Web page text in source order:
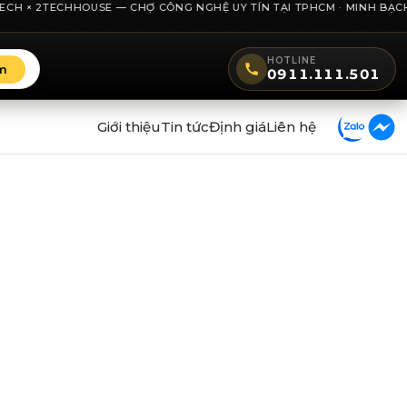
× 2TECHHOUSE — CHỢ CÔNG NGHỆ UY TÍN TẠI TPHCM · MINH
HOTLINE
0911.111.501
Giới thiệuTin tứcĐịnh giáLiên hệ